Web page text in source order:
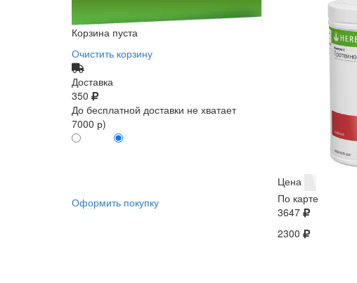
Корзина пуста
Очистить корзину
Доставка
350
До бесплатной доставки не хватает
7000 р)
Оформить покупку
Цена
По карте
3647
2300